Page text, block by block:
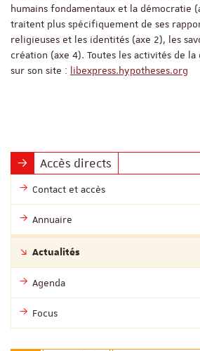
humains fondamentaux et la démocratie
traitent plus spécifiquement de ses
religieuses et les identités (axe 2), les
création (axe 4). Toutes les activités de
sur son site : libexpress.hypotheses.org
Accès directs
Contact et accès
Annuaire
Actualités
Agenda
Focus